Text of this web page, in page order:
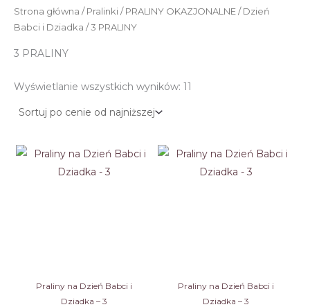
Strona główna / Pralinki / PRALINY OKAZJONALNE / Dzień
Babci i Dziadka / 3 PRALINY
3 PRALINY
Wyświetlanie wszystkich wyników: 11
Praliny na Dzień Babci i
Dziadka – 3
Praliny na Dzień Babci i
Dziadka – 3